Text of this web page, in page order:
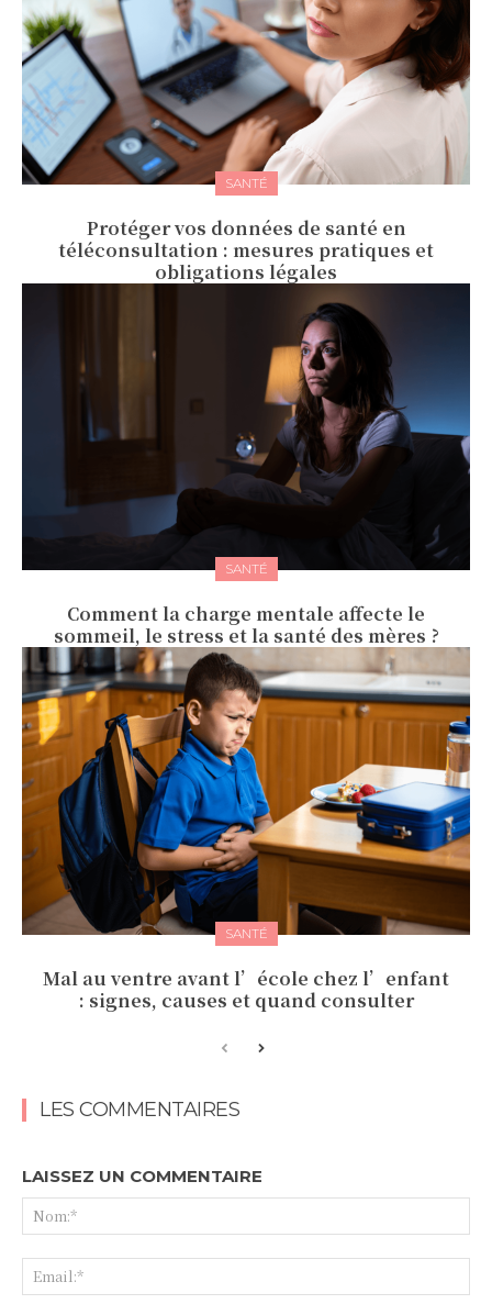
SANTÉ
Protéger vos données de santé en
téléconsultation : mesures pratiques et
obligations légales
SANTÉ
Comment la charge mentale affecte le
sommeil, le stress et la santé des mères ?
SANTÉ
Mal au ventre avant l’école chez l’enfant
: signes, causes et quand consulter
LES COMMENTAIRES
LAISSEZ UN COMMENTAIRE